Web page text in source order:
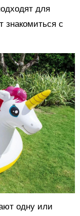
для
знакомиться с
одну или